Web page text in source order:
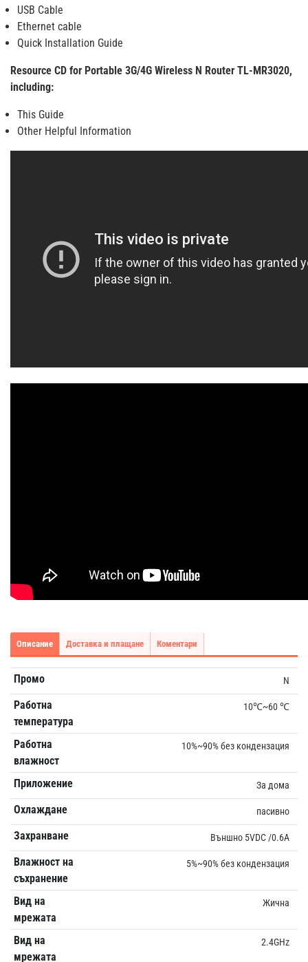
USB Cable
Ethernet cable
Quick Installation Guide
Resource CD for Portable 3G/4G Wireless N Router TL-MR3020,
including:
This Guide
Other Helpful Information
Описание Доставка и плащане Коментари
Промо N
Работна
температура
10℃~60 ℃
Работна
влажност
10%~90% без кондензация
Приложение За дома
Охлаждане пасивно
Захранване Външно 5VDC /0.6A
Влажност на
съхранение
5%~90% без кондензация
Вид на
мрежата
Жична
Вид на
мрежата
2.4GHz